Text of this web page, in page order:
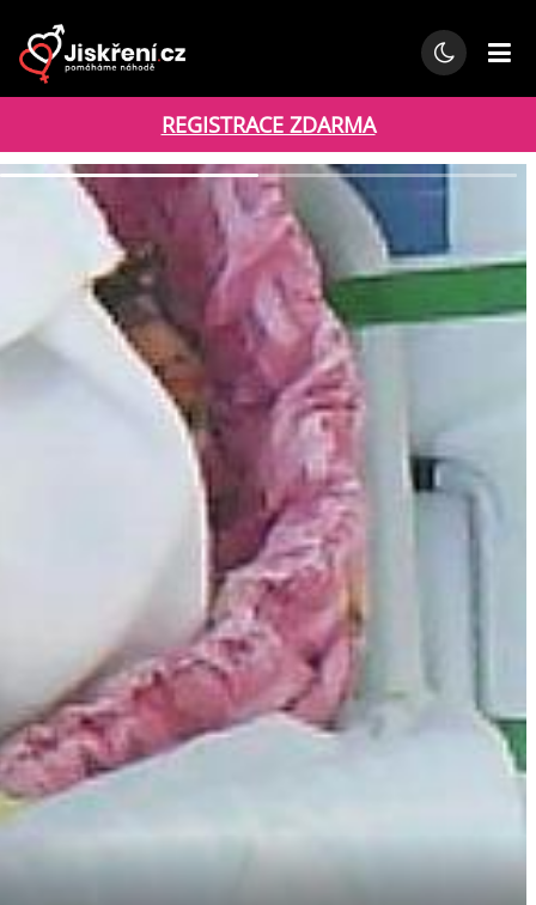
REGISTRACE ZDARMA